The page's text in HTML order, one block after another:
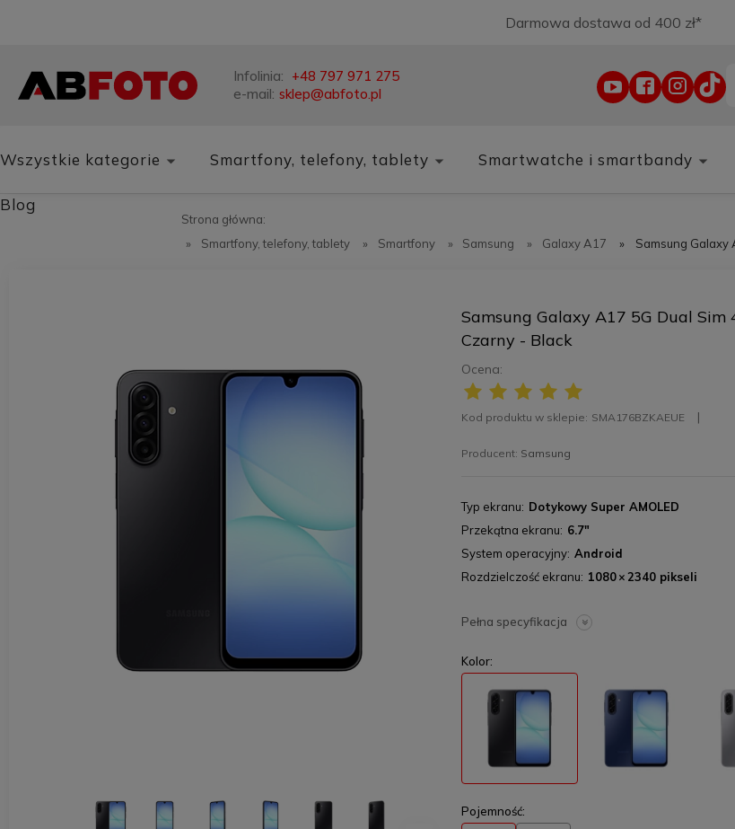
Darmowa dostawa od 400 zł*
Infolinia: +48 797 971 275
e-mail: sklep@abfoto.pl
Wszystkie kategorie Smartfony, telefony, tablety Smartwatche i smartbandy
Blog
Strona główna:
»
Smartfony, telefony, tablety » Smartfony » Samsung » Galaxy A17 » Samsung Galaxy
Samsung Galaxy A17 5G Dual Sim
Czarny - Black
Ocena:
Kod produktu w sklepie: SMA176BZKAEUE
Producent: Samsung
Typ ekranu
Dotykowy Super AMOLED
Przekątna ekranu
6.7"
System operacyjny Android
Rozdzielczość ekranu
1080 × 2340 pikseli
Pełna specyfikacja
Kolor:
Pojemność: